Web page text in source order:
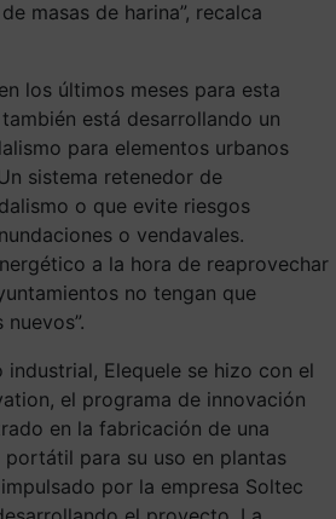
masas de harina”, recalca
los últimos meses para esta
está desarrollando un
para elementos urbanos
sistema retenedor de
o que evite riesgos
o vendavales.
a la hora de reaprovechar
no tengan que
industrial, Elequele se hizo con el
el programa de innovación
en la fabricación de una
para su uso en plantas
por la empresa Soltec